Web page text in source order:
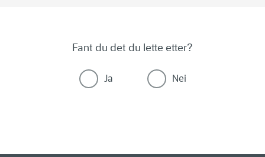
Fant du det du lette etter?
Ja Nei